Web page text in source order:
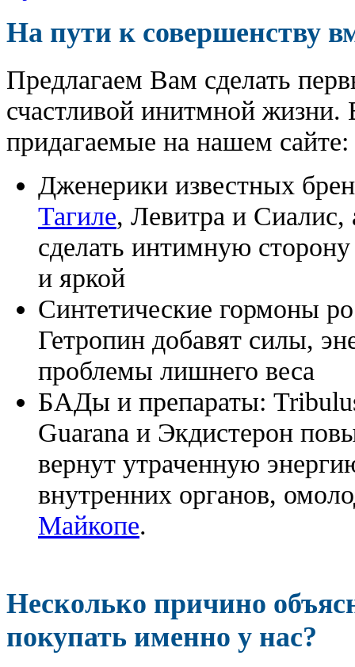
На пути к совершенству
Предлагаем Вам сделать
счастливой инитмной жизни.
придагаемые на нашем сайте:
Дженерики известных
Тагиле, Левитра и
сделать интимную
и яркой
Синтетические гормоны
Гетропин добавят силы,
проблемы лишнего веса
БАДы и препараты:
Guarana и Экдистерон
вернут утраченную
внутренних органов,
Майкопе.
Несколько причино
покупать именно у нас?